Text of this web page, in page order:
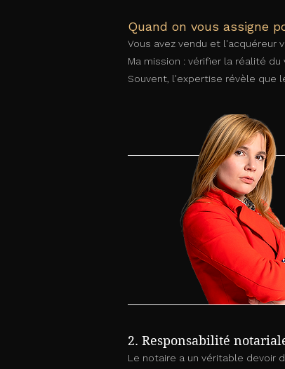
Quand on vous assigne
Vous avez vendu et l'acquéreur
Ma mission : vérifier la réalité
Souvent, l'expertise révèle que
2. Responsabilité
Le notaire a un véritable devoir